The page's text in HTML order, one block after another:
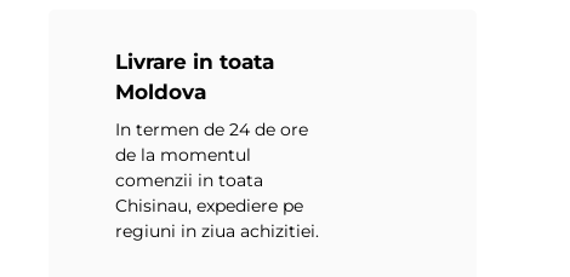
Livrare in toata
Moldova
In termen de 24 de ore
de la momentul
comenzii in toata
Chisinau, expediere pe
regiuni in ziua achizitiei.